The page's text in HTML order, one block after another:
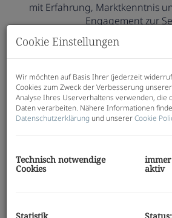
mit Erfahrung, Marktkenntnis
Engagement zur
Lassen Sie uns über
Anfrage
Jede Immobilie erzählt ihre
Hinter jedem erfolgreichen
Cookie Einstellungen
Wir möchten auf Basis Ihrer (jederzeit
Cookies zum Zweck der Verbesserung
Analyse Ihres Userverhaltens verwenden, die
Daten verarbeiten. Nähere Informationen
Datenschutzerklärung und unsererCookie
Technisch notwendige
Cookies
immer
aktiv